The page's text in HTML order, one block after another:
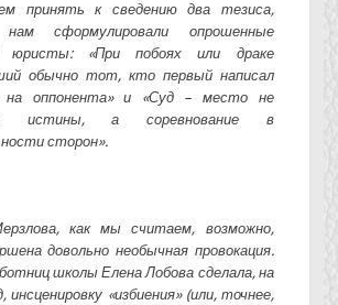
принять к сведению два тезиса,
сформулировали опрошенные
юристы: «При побоях или драке
обычно тот, кто первый написал
на оппонента» и «Суд – место не
истины, а соревнование в
сторон».
как мы считаем, возможно,
довольно необычная провокация.
школы Елена Лобова сделала, на
инсценировку «избиения» (или, точнее,